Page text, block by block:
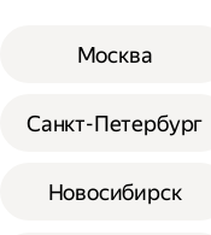
Москва
Санкт-Петербург
Новосибирск